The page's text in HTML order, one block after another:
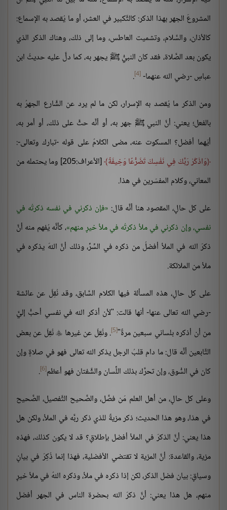
المشروعَ الجهر بهذا الذكر: كالتَّكبير في العشر، أو ما يُقصد به الإسماع:
كالأذان، والسَّلام، وتشميت العاطس، وما إلى ذلك، وهناك الذكر الذي
يكون بعد الصَّلاة، فقد كان النبيُّ ﷺ يجهر به، كما دلَّ عليه حديثُ ابن
عباسٍ -رضي الله عنهما-[4]
.
ومن الذكر ما يُقصد به الإسرار، لكن ما لم يرد عن الشَّارع الجهرُ به
بالفعل؛ يعني: أنَّ النبي ﷺ جهر به، أو أنَّه حثَّ على ذلك، أو أمر به،
أيّهما أفضل؟ المسكوت عنه، مضى الكلامُ على قوله -تبارك وتعالى-:
وَاذْكُرْ رَبَّكَ فِي نَفْسِكَ تَضَرُّعًا وَخِيفَةً
[الأعراف:205] وما يحتمله من
المعاني، وكلام المفسّرين في هذا.
على كل حالٍ، المقصود هنا أنَّه قال: فإن ذكرني في نفسه ذكرتُه في
نفسي، وإن ذكرني في ملأ ذكرتُه في ملأ خيرٍ منهم ، كأنَّه يُفهم منه أنَّ
ذكرَ الله في الملأ أفضلُ من ذكره في السِّرِّ، وذلك أنَّ اللهَ يذكره في
ملأ من الملائكة.
على كل حالٍ، هذه المسألة فيها الكلام السَّابق، وقد نُقِلَ عن عائشة
-رضي الله تعالى عنها- أنها قالت: "لأن أذكر الله في نفسي أحبُّ إليَّ
من أن أذكره بلساني سبعين مرةً"[5] . ونُقِلَ عن غيرها نُقِلَ عن بعض
التَّابعين أنَّه قال: ما دام قلبُ الرجل يذكر الله تعالى فهو في صلاةٍ وإن
كان في السُّوق، وإن تحرَّك بذلك اللِّسان والشَّفتان فهو أعظم[6]
.
وعلى كل حالٍ، من أهل العلم مَن فصَّل، والصَّحيح التَّفصيل، الصَّحيح
في هذا، وهو هذا الحديث؛ ذكر مزيةً للذي ذكر ربَّه في الملأ، ولكن هل
هذا يعني: أنَّ الذكرَ في الملأ أفضل بإطلاقٍ؟ قد لا يكون كذلك، فهذه
مزية، والقاعدة: أنَّ المزية لا تقتضي الأفضلية، فهذا إنما ذُكِرَ في بيانٍ
وسياقٍ: بيان فضل الذكر، لكن إذا ذكره في ملأ، وذكره اللهُ في ملأ خيرٍ
منهم، هل هذا يعني: أنَّ ذكرَ الله بحضرة الناس في الجهر أفضل